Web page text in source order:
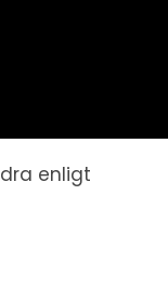
enligt